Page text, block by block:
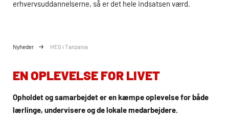
erhvervsuddannelserne, så er det hele indsatsen værd.
Nyheder HEG i Tanzania
EN OPLEVELSE FOR LIVET
Opholdet og samarbejdet er en kæmpe oplevelse for både
lærlinge, undervisere og de lokale medarbejdere.